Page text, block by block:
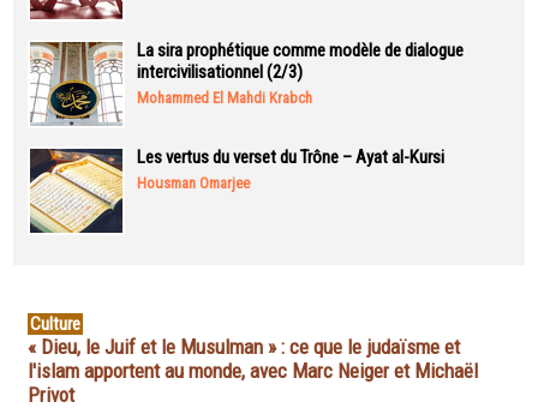
La sira prophétique comme modèle de dialogue
intercivilisationnel (2/3)
Mohammed El Mahdi Krabch
Les vertus du verset du Trône – Ayat al-Kursi
Housman Omarjee
Culture
« Dieu, le Juif et le Musulman » : ce que le judaïsme et
l'islam apportent au monde, avec Marc Neiger et Michaël
Privot